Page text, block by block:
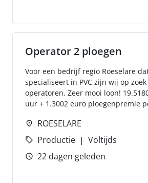
Operator 2 ploegen
Voor een bedrijf regio Roeselare
specialiseert in PVC zijn wij op
operatoren. Zeer mooi loon!
uur + 1.3002 euro ploegenpremie
ROESELARE
Productie
Voltijds
22 dagen geleden